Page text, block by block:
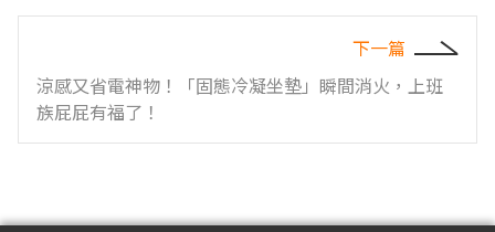
下一篇
涼感又省電神物！「固態冷凝坐墊」瞬間消火，上班
族屁屁有福了！